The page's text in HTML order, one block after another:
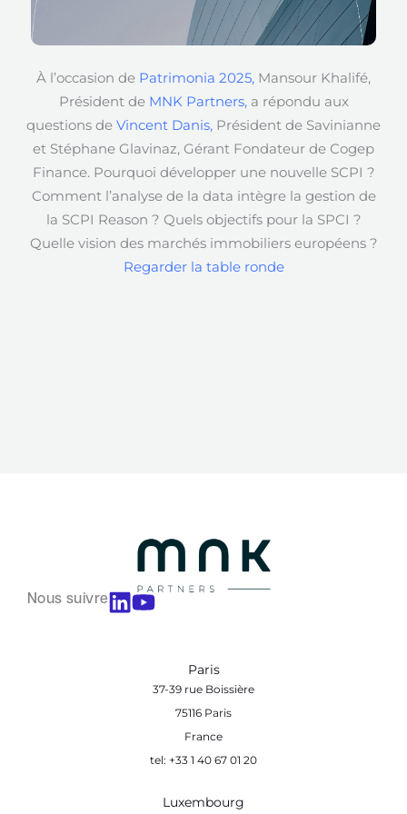
À l’occasion de Patrimonia 2025, Mansour Khalifé,
Président de MNK Partners,a répondu aux
questions de Vincent Danis, Président de Savinianne
et Stéphane Glavinaz, Gérant Fondateur de Cogep
Finance. Pourquoi développer une nouvelle SCPI ?
Comment l’analyse de la data intègre la gestion de
la SCPI Reason ? Quels objectifs pour la SPCI ?
Quelle vision des marchés immobiliers européens ?
Regarder la table ronde
Nous suivre
Paris
37-39 rue Boissière
75116 Paris
France
tel: +33 1 40 67 01 20
Luxembourg